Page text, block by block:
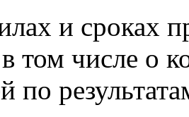
и сроках
том числе о
по